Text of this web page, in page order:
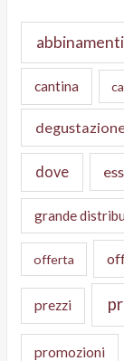
abbinamenti
cantina
dove
grande
offerta
prezzi
promozioni